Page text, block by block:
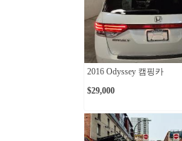
2016 Odyssey 캠핑카
$29,000